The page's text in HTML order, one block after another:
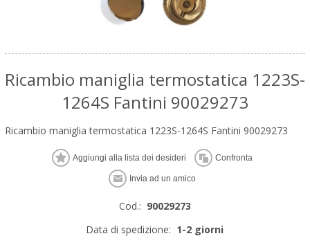
Ricambio maniglia termostatica 1223S-
1264S Fantini 90029273
Ricambio maniglia termostatica 1223S-1264S Fantini 90029273
Cod.: 90029273
Data di spedizione: 1-2 giorni